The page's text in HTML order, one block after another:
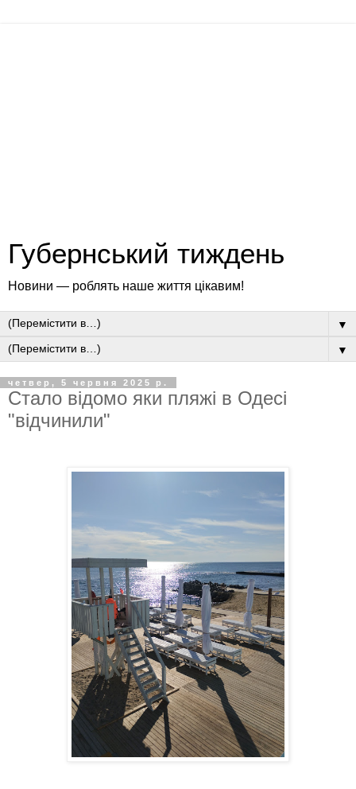
Губернський тиждень
Новини — роблять наше життя цікавим!
▼
▼
четвер, 5 червня 2025 р.
Стало відомо яки пляжі в Одесі
"відчинили"